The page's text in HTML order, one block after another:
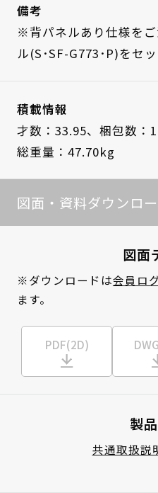
備考
※背パネルあり仕様を
ル(S･SF-G773･P)をセ
積載情報
才数：33.95、 梱包数：1
総重量：47.70kg
図面・資料ダウンロ
図面
※ダウンロードは会員ロ
ます。
PDF(2D)
製
共通取扱説